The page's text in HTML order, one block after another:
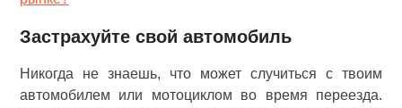
Застрахуйте свой автомобиль
Никогда не знаешь, что может случиться с твоим
автомобилем или мотоциклом во время переезда.